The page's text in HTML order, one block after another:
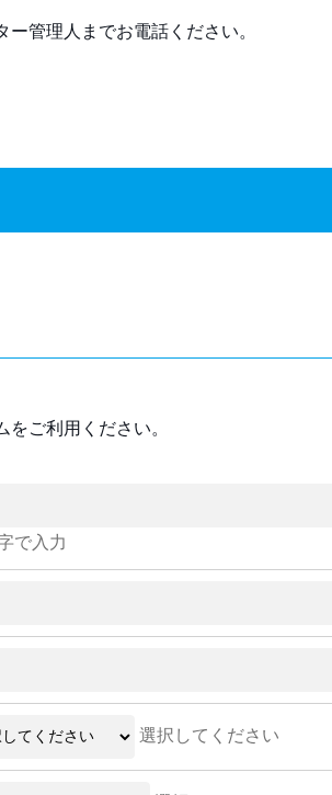
管理人までお電話ください。
ご利用ください。
で入力
選択してください